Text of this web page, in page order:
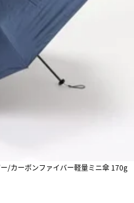
Ramuda(紳士傘) 【60cm】オールウェザー/カーボンファイバー軽量ミニ傘 170g